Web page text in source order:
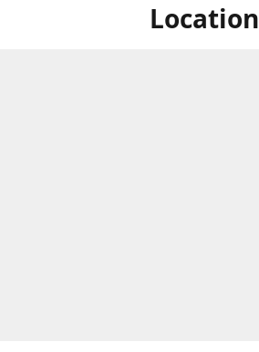
Location